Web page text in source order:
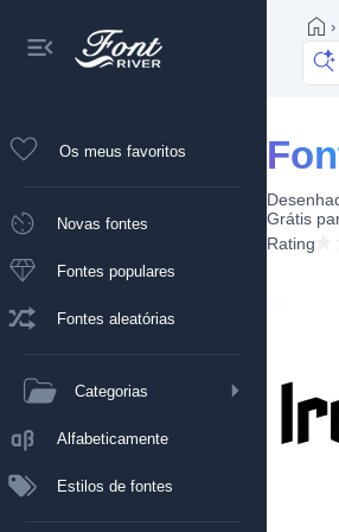
Os meus favoritos
Novas fontes
Fontes populares
Fontes aleatórias
Categorias
Alfabeticamente
Estilos de fontes
›
Grátis
Rating